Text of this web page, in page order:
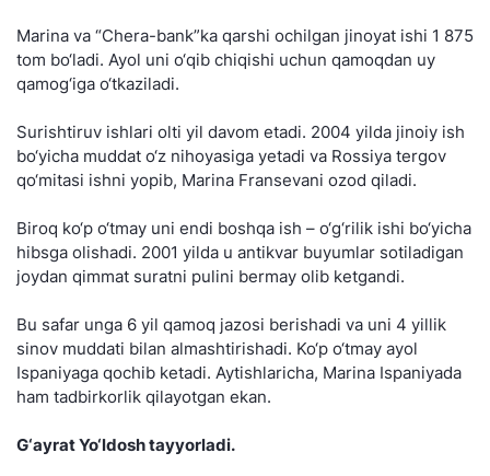
Marina va “Chera-bank”ka qarshi ochilgan jinoyat ishi 1 875
tom bo‘ladi. Ayol uni o‘qib chiqishi uchun qamoqdan uy
qamog‘iga o‘tkaziladi.
Surishtiruv ishlari olti yil davom etadi. 2004 yilda jinoiy ish
bo‘yicha muddat o‘z nihoyasiga yetadi va Rossiya tergov
qo‘mitasi ishni yopib, Marina Fransevani ozod qiladi.
Biroq ko‘p o‘tmay uni endi boshqa ish – o‘g‘rilik ishi bo‘yicha
hibsga olishadi. 2001 yilda u antikvar buyumlar sotiladigan
joydan qimmat suratni pulini bermay olib ketgandi.
Bu safar unga 6 yil qamoq jazosi berishadi va uni 4 yillik
sinov muddati bilan almashtirishadi. Ko‘p o‘tmay ayol
Ispaniyaga qochib ketadi. Aytishlaricha, Marina Ispaniyada
ham tadbirkorlik qilayotgan ekan.
G‘ayrat Yo‘ldosh tayyorladi.